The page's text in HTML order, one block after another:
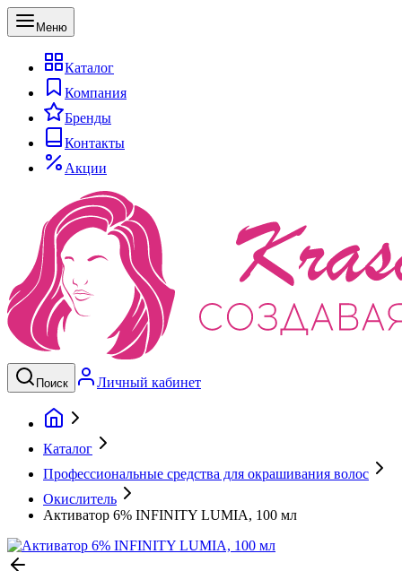
Меню
Каталог
Компания
Бренды
Контакты
Акции
Поиск Личный кабинет
Каталог
Профессиональные средства для окрашивания волос
Окислитель
Активатор 6% INFINITY LUMIA, 100 мл